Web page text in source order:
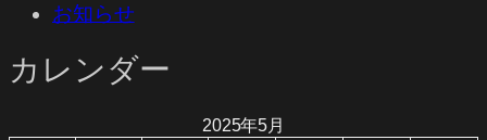
お知らせ
カレンダー
2025年5月